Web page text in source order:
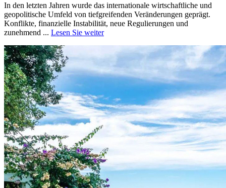
In den letzten Jahren wurde das internationale wirtschaftliche und
geopolitische Umfeld von tiefgreifenden Veränderungen geprägt.
Konflikte, finanzielle Instabilität, neue Regulierungen und
zunehmend ... Lesen Sie weiter